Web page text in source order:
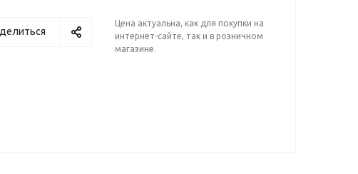
Цена актуальна, как для покупки на
интернет-сайте, так и в розничном
магазине.